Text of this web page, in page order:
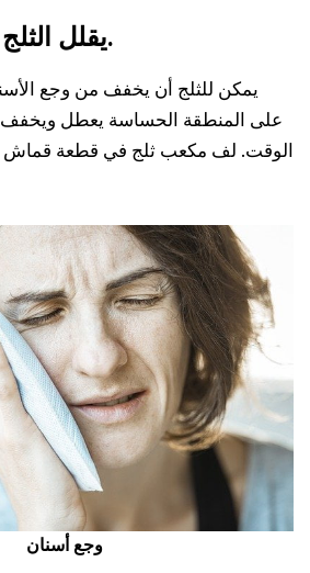
يقلل الثلج من ألم الأسنان.
يمكن للثلج أن يخفف من وجع
على المنطقة الحساسة يعطل ويخفف
الوقت. لف مكعب ثلج في قطعة
وجع أسنان